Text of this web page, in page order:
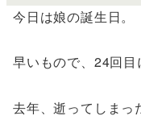
今日は娘の誕生日。
早いもので、24回目
去年、逝ってしまっ